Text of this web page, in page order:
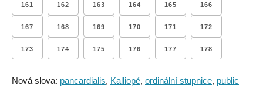
161 162 163 164 165 166
167 168 169 170 171 172
173 174 175 176 177 178
Nová slova: pancardialis, Kalliopé, ordinální stupnice, public